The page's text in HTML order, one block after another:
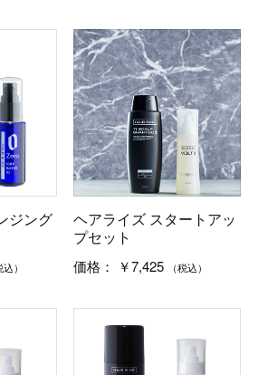
ジング
込）
ヘアライズ スタートアッ
プセット
価格：
￥7,425 （税込）